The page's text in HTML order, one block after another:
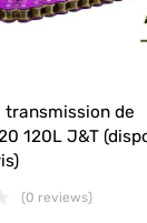
transmission de
120L J&T
(0 reviews)